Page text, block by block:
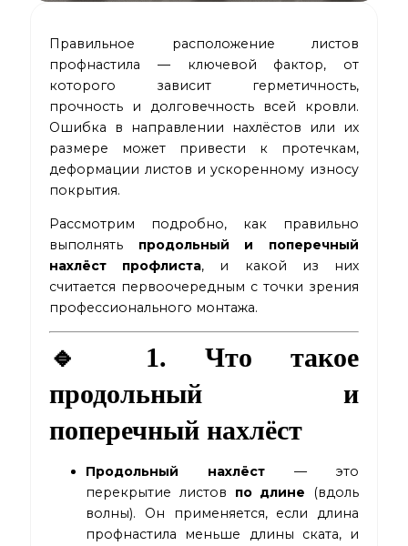
Правильное расположение листов
профнастила — ключевой фактор, от
которого зависит герметичность,
прочность и долговечность всей кровли.
Ошибка в направлении нахлёстов или их
размере может привести к протечкам,
деформации листов и ускоренному износу
покрытия.
Рассмотрим подробно, как правильно
выполнять продольный и поперечный
нахлёст профлиста, и какой из них
считается первоочередным с точки зрения
профессионального монтажа.
🔹 1. Что такое
продольный и
поперечный нахлёст
Продольный нахлёст — это
перекрытие листов по длине (вдоль
волны). Он применяется, если длина
профнастила меньше длины ската, и